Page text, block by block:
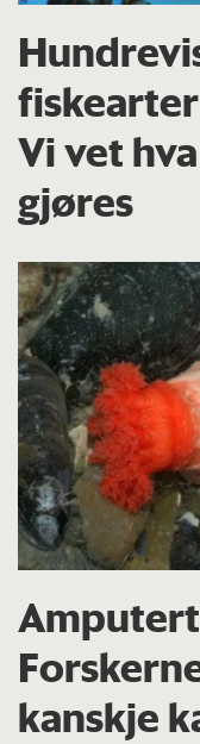
Vi vet
gjøres
kanskje